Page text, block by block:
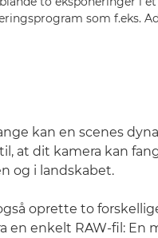
som f.eks.
kan en scenes
at dit kamera kan
og i landskabet.
oprette to
en enkelt RAW-fil: En